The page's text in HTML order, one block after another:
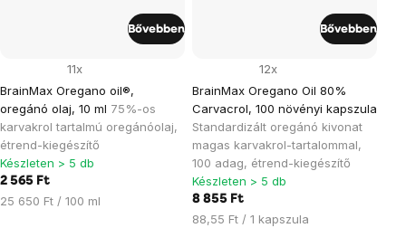
BrainMax Oregano oil®,
oregánó olaj, 10 ml 75%-os
karvakrol tartalmú oregánóolaj,
étrend-kiegészítő
11x
Készleten > 5 db
2 565 Ft
Egységár:
25 650 Ft / 100 ml
Bővebben
BrainMax Oregano Oil 80%
Carvacrol, 100 növényi kapszula
Standardizált oregánó kivonat
magas karvakrol-tartalommal,
100 adag, étrend-kiegészítő
12x
Készleten > 5 db
8 855 Ft
Egységár:
88,55 Ft / 1 kapszula
Bővebben